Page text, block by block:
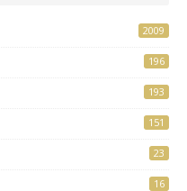
2009
196
193
151
23
16